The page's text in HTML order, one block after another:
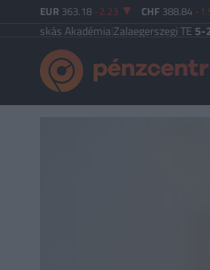
EUR 363.18 -2.23 CHF 388.84 -
Akadémia|Zalaegerszegi TE5-2